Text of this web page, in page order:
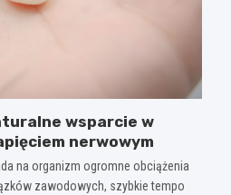
wsparcie w
nerwowym
na organizm ogromne obciążenia
zawodowych, szybkie tempo